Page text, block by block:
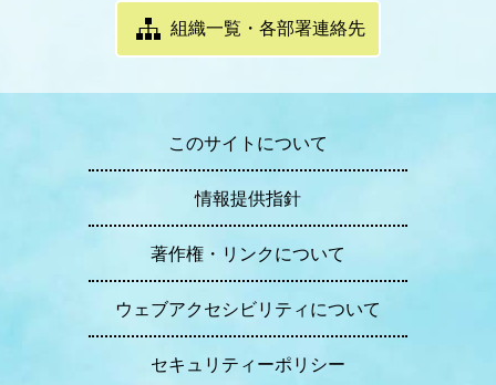
組織一覧・各部署連絡先
このサイトについて
情報提供指針
著作権・リンクについて
ウェブアクセシビリティについて
セキュリティーポリシー